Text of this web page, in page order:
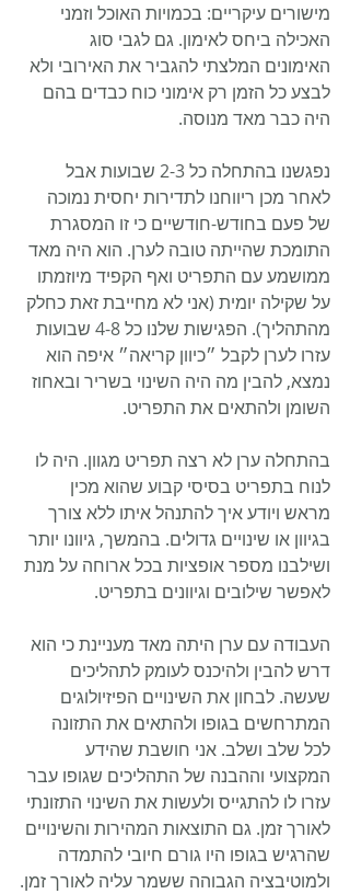
מישורים עיקריים: בכמויות האוכל וזמני
האכילה ביחס לאימון. גם לגבי סוג
האימונים המלצתי להגביר את האירובי ולא
לבצע כל הזמן רק אימוני כוח כבדים בהם
היה כבר מאד מנוסה.
נפגשנו בהתחלה כל 2-3 שבועות אבל
לאחר מכן ריווחנו לתדירות יחסית נמוכה
של פעם בחודש-חודשיים כי זו המסגרת
התומכת שהייתה טובה לערן. הוא היה מאד
ממושמע עם התפריט ואף הקפיד מיוזמתו
על שקילה יומית (אני לא מחייבת זאת כחלק
מהתהליך). הפגישות שלנו כל 4-8 שבועות
עזרו לערן לקבל ״כיוון קריאה״ איפה הוא
נמצא, להבין מה היה השינוי בשריר ובאחוז
השומן ולהתאים את התפריט.
בהתחלה ערן לא רצה תפריט מגוון. היה לו
לנוח בתפריט בסיסי קבוע שהוא מכין
מראש ויודע איך להתנהל איתו ללא צורך
בגיוון או שינויים גדולים. בהמשך, גיוונו יותר
ושילבנו מספר אופציות בכל ארוחה על מנת
לאפשר שילובים וגיוונים בתפריט.
העבודה עם ערן היתה מאד מעניינת כי הוא
דרש להבין ולהיכנס לעומק לתהליכים
שעשה. לבחון את השינויים הפיזיולוגים
המתרחשים בגופו ולהתאים את התזונה
לכל שלב ושלב. אני חושבת שהידע
המקצועי וההבנה של התהליכים שגופו עבר
עזרו לו להתגייס ולעשות את השינוי התזונתי
לאורך זמן. גם התוצאות המהירות והשינויים
שהרגיש בגופו היו גורם חיובי להתמדה
ולמוטיבציה הגבוהה ששמר עליה לאורך זמן.